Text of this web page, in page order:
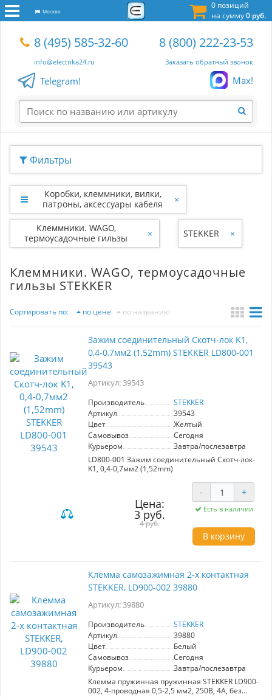
0 позиций
на сумму0 руб.
Москва
8 (495) 585-32-60
info@electrika24.ru
8 (800) 222-23-53
Заказать обратный звонок
Telegram! Max!
Фильтры
Коробки, клеммники, вилки,
патроны, аксессуары кабеля
×
Клеммники. WAGO,
термоусадочные гильзы
× STEKKER ×
Клеммники. WAGO, термоусадочные
гильзы STEKKER
Сортировать по: по цене по названию
Зажим соединительный Скотч-лок K1,
0,4-0,7мм2 (1,52mm) STEKKER LD800-001
39543
Артикул: 39543
Производитель
STEKKER
Артикул
39543
Цвет
Желтый
Самовывоз
Сегодня
Курьером
Завтра/послезавтра
LD800-001 Зажим соединительный Скотч-лок-
K1, 0,4-0,7мм2 (1,52mm)
Цена:
3 руб.
4 руб.
- +
Есть в наличии
В корзину
Клемма самозажимная 2-х контактная
STEKKER, LD900-002 39880
Артикул: 39880
Производитель
STEKKER
Артикул
39880
Цвет
Белый
Самовывоз
Сегодня
Курьером
Завтра/послезавтра
Клемма пружинная пружинная STEKKER LD900-
002, 4-проводная 0,5-2,5 мм2, 250В, 4A, без